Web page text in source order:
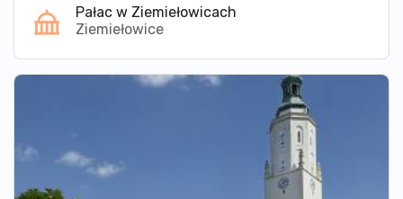
Pałac w Ziemiełowicach
Ziemiełowice